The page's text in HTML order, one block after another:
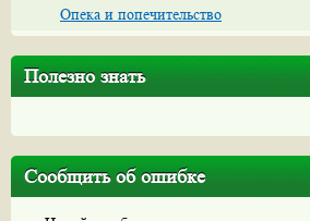
Опека и попечительство
Полезно знать
Сообщить об ошибке